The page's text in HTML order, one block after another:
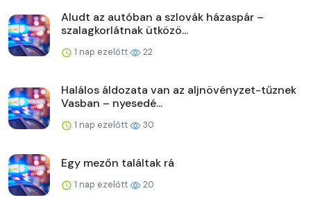
Aludt az autóban a szlovák házaspár –
szalagkorlátnak ütközö...
1 nap ezelőtt 22
Halálos áldozata van az aljnövényzet-tűznek
Vasban – nyesedé...
1 nap ezelőtt 30
Egy mezőn találtak rá
1 nap ezelőtt 20